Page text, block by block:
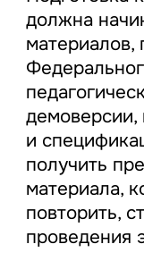
должна
материалов,
демоверсии,
и
получить
материала,
повторить,
проведения